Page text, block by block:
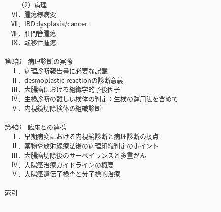
（2）病理
Ⅵ．腫瘍様病変
Ⅶ．IBD dysplasia/cancer
Ⅷ．肛門管腫瘍
Ⅸ．転移性腫瘍
第3部 病理診断の実際
Ⅰ．病理診断報告書に必要な記載
Ⅱ．desmoplastic reactionの診断意義
Ⅲ．大腸癌における組織学的予後因子
Ⅳ．生検診断の難しい検体の判定：生検の運用法を含めて
Ⅴ．内視鏡切除検体の組織診断
第4部 臨床との連携
Ⅰ．早期病変における内視鏡診断と病理診断の接点
Ⅱ．薬物や放射線療法後の病理組織判定のポイント
Ⅲ．大腸癌切除後のサーベイランスと多重がん
Ⅳ．大腸癌治療ガイドラインの概要
Ⅴ．大腸癌遺伝子検査と分子標的治療
索引